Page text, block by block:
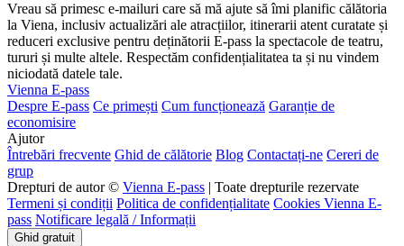
Vreau să primesc e-mailuri care să mă ajute să îmi planific călătoria
la Viena, inclusiv actualizări ale atracțiilor, itinerarii atent curatate și
reduceri exclusive pentru deținătorii E-pass la spectacole de teatru,
tururi și multe altele. Respectăm confidențialitatea ta și nu vindem
niciodată datele tale.
Vienna E-pass
Despre E-pass Ce primești Cum funcționează Garanție de
economisire
Ajutor
Întrebări frecvente Ghid de călătorie Blog Contactați-ne Cereri de
grup
Drepturi de autor © Vienna E-pass | Toate drepturile rezervate
Termeni și condiții Politica de confidențialitate Cookies Vienna E-
pass Notificare legală / Informații
Ghid gratuit